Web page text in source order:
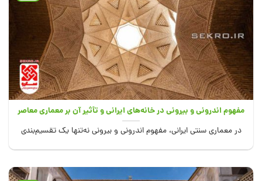
مفهوم اندرونی و بیرونی در خانه‌های ایرانی و تأثیر آن بر معماری معاصر
در معماری سنتی ایرانی، مفهوم اندرونی و بیرونی نه‌تنها یک تقسیم‌بندی